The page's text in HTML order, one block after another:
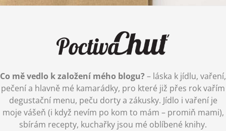
Co mě vedlo k založení mého blogu? – láska k jídlu, vaření,
pečení a hlavně mé kamarádky, pro které již přes rok vařím
degustační menu, peču dorty a zákusky. Jídlo i vaření je
moje vášeň (i když nevím po kom to mám – promiň mami),
sbírám recepty, kuchařky jsou mé oblíbené knihy.